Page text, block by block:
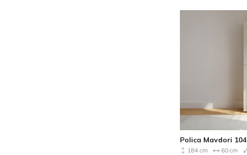
Polica Mavdori 104
184 cm 60 cm